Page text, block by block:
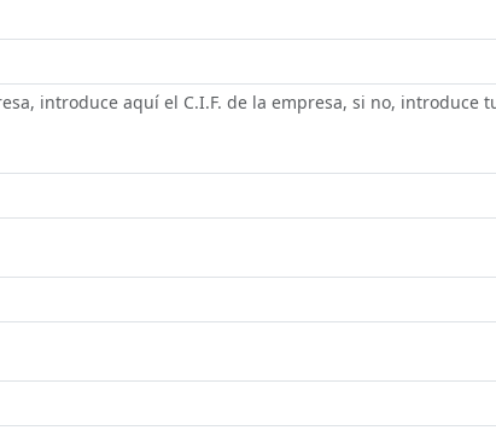
introduce aquí el C.I.F. de la empresa, si no, introduce